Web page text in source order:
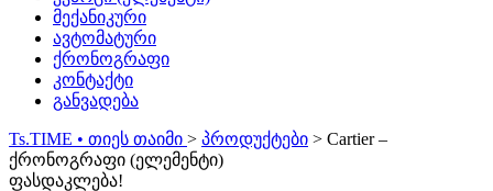
მექანიკური
ავტომატური
ქრონოგრაფი
კონტაქტი
განვადება
Ts.TIME • თიეს თაიმი > პროდუქტები > Cartier –
ქრონოგრაფი (ელემენტი)
ფასდაკლება!